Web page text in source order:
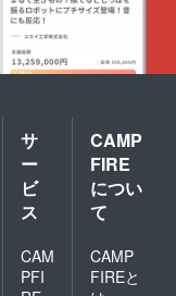
サ
ー
ビ
ス
CAM
PFI
CAMP
FIRE
につい
て
CAMP
FIREと